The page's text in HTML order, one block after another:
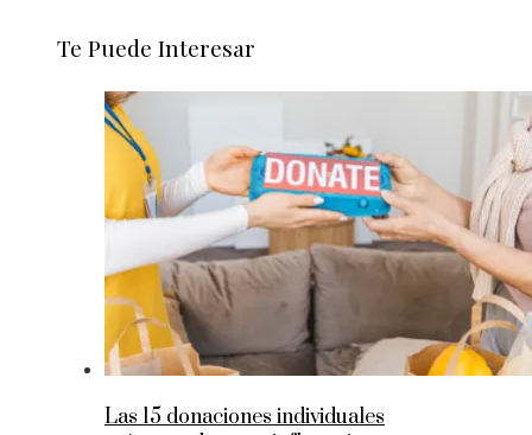
Te Puede Interesar
Las 15 donaciones individuales